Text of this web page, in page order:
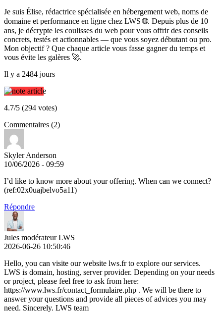
Je suis Élise, rédactrice spécialisée en hébergement web, noms de
domaine et performance en ligne chez LWS 🌐. Depuis plus de 10
ans, je décrypte les coulisses du web pour vous offrir des conseils
concrets, testés et actionnables — que vous soyez débutant ou pro.
Mon objectif ? Que chaque article vous fasse gagner du temps et
vous évite les galères 🚀.
Il y a 2484 jours
4.7/5 (294 votes)
Commentaires (2)
Skyler Anderson
10/06/2026 - 09:59
I’d like to know more about your offering. When can we connect?
(ref:02x0uajbelvo5a11)
Répondre
Jules modérateur LWS
2026-06-26 10:50:46
Hello, you can visite our website lws.fr to explore our services.
LWS is domain, hosting, server provider. Depending on your needs
or project, please feel free to ask from here:
https://www.lws.fr/contact_formulaire.php . We will be there to
answer your questions and provide all pieces of advices you may
need. Sincerely. LWS team